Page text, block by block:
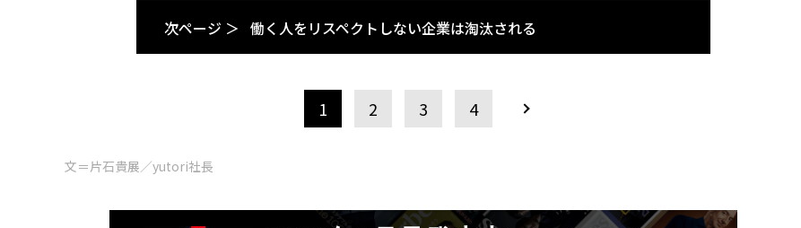
次ページ ＞ 働く人をリスペクトしない企業は淘汰される
1 2 3 4
文＝片石貴展／yutori社長